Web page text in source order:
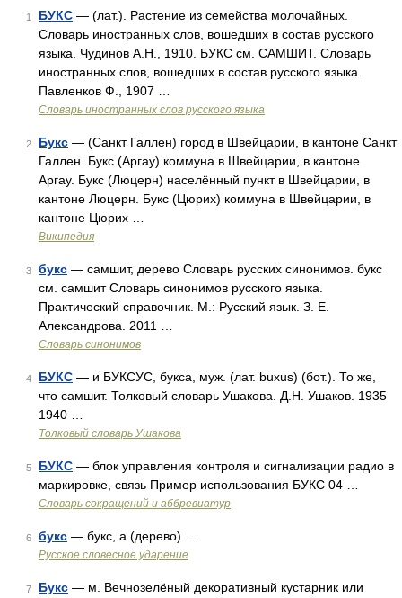
1 БУКС — (лат.). Растение из семейства молочайных.
Словарь иностранных слов, вошедших в состав русского
языка. Чудинов А.Н., 1910. БУКС см. САМШИТ. Словарь
иностранных слов, вошедших в состав русского языка.
Павленков Ф., 1907 …
Словарь иностранных слов русского языка
2 Букс — (Санкт Галлен) город в Швейцарии, в кантоне Санкт
Галлен. Букс (Аргау) коммуна в Швейцарии, в кантоне
Аргау. Букс (Люцерн) населённый пункт в Швейцарии, в
кантоне Люцерн. Букс (Цюрих) коммуна в Швейцарии, в
кантоне Цюрих …
Википедия
3 букс — самшит, дерево Словарь русских синонимов. букс
см. самшит Словарь синонимов русского языка.
Практический справочник. М.: Русский язык. З. Е.
Александрова. 2011 …
Словарь синонимов
4 БУКС — и БУКСУС, букса, муж. (лат. buxus) (бот.). То же,
что самшит. Толковый словарь Ушакова. Д.Н. Ушаков. 1935
1940 …
Толковый словарь Ушакова
5 БУКС — блок управления контроля и сигнализации радио в
маркировке, связь Пример использования БУКС 04 …
Словарь сокращений и аббревиатур
6 букс — букс, а (дерево) …
Русское словесное ударение
7 Букс — м. Вечнозелёный декоративный кустарник или